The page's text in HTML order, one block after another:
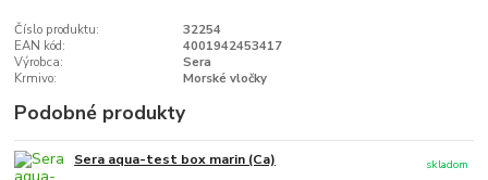
Číslo produktu:
32254
EAN kód:
4001942453417
Výrobca:
Sera
Krmivo:
Morské vločky
Podobné produkty
Sera aqua-test box marin (Ca)
skladom